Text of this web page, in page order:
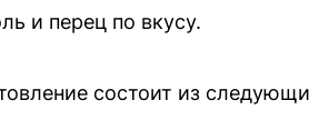
и перец по вкусу.
состоит из